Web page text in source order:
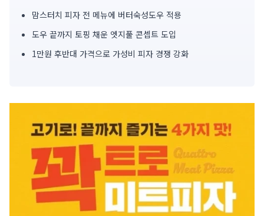
핵
심
맘스터치 피자 전 메뉴에 버터숙성도우 적용
도우 끝까지 토핑 채운 엣지풀 콘셉트 도입
1만원 후반대 가격으로 가성비 피자 경쟁 강화